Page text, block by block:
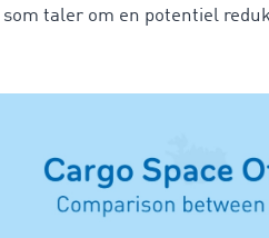
som taler om en potentiel